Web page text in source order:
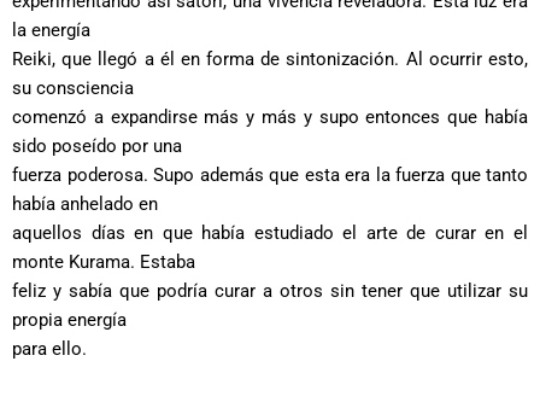
la energía
Reiki, que llegó a él en forma de sintonización. Al ocurrir esto,
su consciencia
comenzó a expandirse más y más y supo entonces que había
sido poseído por una
fuerza poderosa. Supo además que esta era la fuerza que tanto
había anhelado en
aquellos días en que había estudiado el arte de curar en el
monte Kurama. Estaba
feliz y sabía que podría curar a otros sin tener que utilizar su
propia energía
para ello.